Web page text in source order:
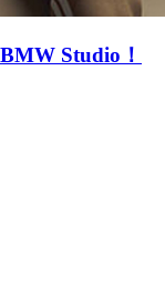
Studio！